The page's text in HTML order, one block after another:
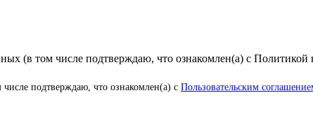
(в том числе подтверждаю, что ознакомлен(а) с
подтверждаю, что ознакомлен(а) с Пользовательским